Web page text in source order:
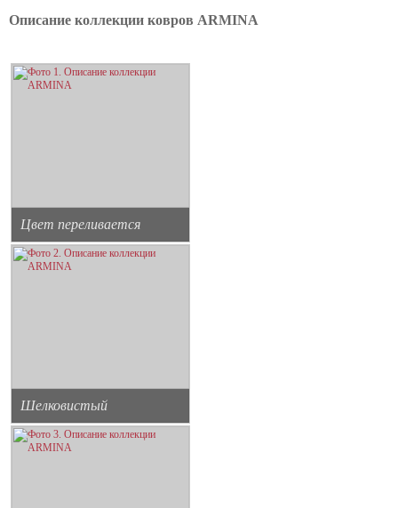
Описание коллекции ковров ARMINA
Цвет переливается
Шелковистый